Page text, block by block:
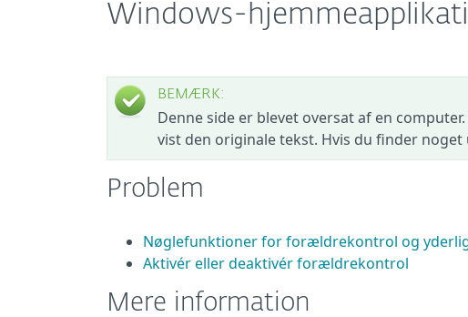
Windows-
BEMÆRK:
Denne side er blevet oversat af en
vist den originale tekst. Hvis du finder
Problem
Nøglefunktioner for forældrekontrol og
Aktivér eller deaktivér forældrekontrol
Mere information